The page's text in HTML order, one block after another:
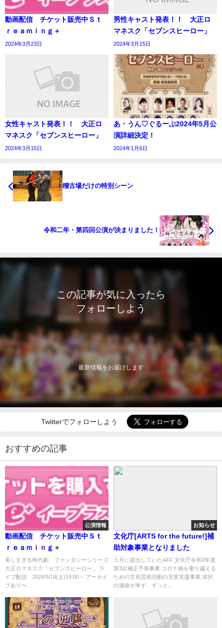
動画配信 チケット販売中Ｓｔ
ｒｅａｍｉｎｇ＋
2024年3月23日
男性キャスト発表！！ 大正ロ
マネスク「セブンスヒーロー」
2024年3月15日
女性キャスト発表！！ 大正ロ
マネスク「セブンスヒーロー」
2024年3月15日
あ・うん♡ぐるーぷ2024年5月公
演詳細決定！
2024年1月6日
稽古場だけの特別シーン
令和二年・第四回公演が決まりました！
この記事が気に入ったら
フォローしよう
最新情報をお届けします
Twitterでフォローしよう
おすすめの記事
公演情報
動画配信 チケット販売中Ｓｔ
ｒｅａｍｉｎｇ＋
美しすぎる時代劇 ファンタジーシリーズ
大正ロマネスク「セブンスヒーロー」 ラ
イブ配信 2024/5/18(土)18:00～ アーカイ
ブあり〜...
お知らせ
文化庁[ARTS for the future!]補
助対象事業となりました
５月に提出していたAFF 文化庁令和2年度
第3次補正予算事業 コロナ禍を乗り越える
ための文化芸術活動の充実支援事業 採択
の連絡が来ず、ずっと...